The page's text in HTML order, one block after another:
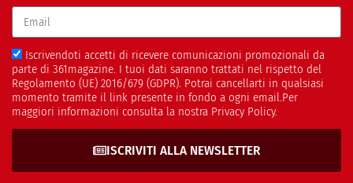
Iscrivendoti accetti di ricevere comunicazioni promozionali da
parte di 361magazine. I tuoi dati saranno trattati nel rispetto del
Regolamento (UE) 2016/679 (GDPR). Potrai cancellarti in qualsiasi
momento tramite il link presente in fondo a ogni email.Per
maggiori informazioni consulta la nostra Privacy Policy.
ISCRIVITI ALLA NEWSLETTER